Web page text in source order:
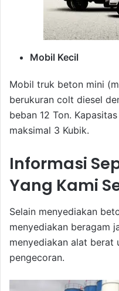
Mobil Kecil
Mobil truk beton mini
berukuran colt diesel
beban 12 Ton.
maksimal 3 Kubik.
Informasi
Yang Kami
Selain menyediakan
menyediakan beragam
menyediakan alat berat
pengecoran.